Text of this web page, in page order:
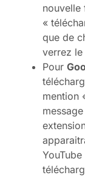
nouvelle
«
que de
verrez
Pour
mention